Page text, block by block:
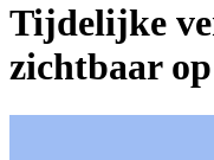
Tijdelijke
zichtbaar